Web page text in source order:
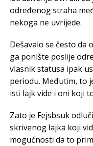
određenog straha
nekoga ne uvrijede.
Dešavalo se često da
ga ponište poslije
vlasnik statusa ipak
periodu. Međutim, to
isti lajk vide i oni koji
Zato je Fejsbsuk
skrivenog lajka koji
mogućnosti da to